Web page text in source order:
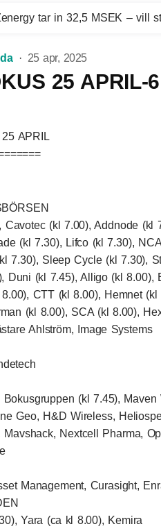
tar in 32,5 MSEK – vill
25 apr, 2025
25 APRIL-
APRIL
Cavotec (kl 7.00), Addnode (kl
(kl 7.30), Lifco (kl 7.30),
7.30), Sleep Cycle (kl 7.30),
Duni (kl 7.45), Alligo (kl 8.00),
CTT (kl 8.00), Hemnet
(kl 8.00), SCA (kl 8.00),
Ahlström, Image Systems
Bokusgruppen (kl 7.45),
Geo, H&D Wireless,
Mavshack, Nextcell Pharma,
Management, Curasight,
Yara (ca kl 8.00), Kemira